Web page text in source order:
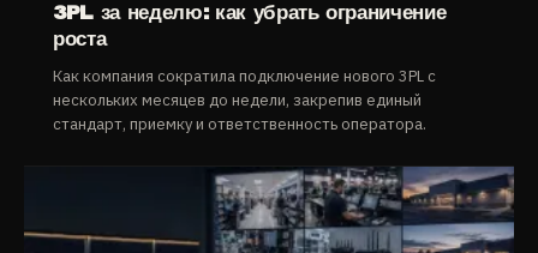
3PL за неделю: как убрать ограничение
роста
Как компания сократила подключение нового 3PL с
нескольких месяцев до недели, закрепив единый
стандарт, приемку и ответственность оператора.